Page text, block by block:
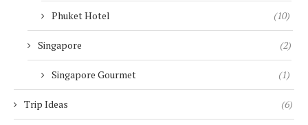
Phuket Hotel (10)
Singapore (2)
Singapore Gourmet (1)
Trip Ideas (6)